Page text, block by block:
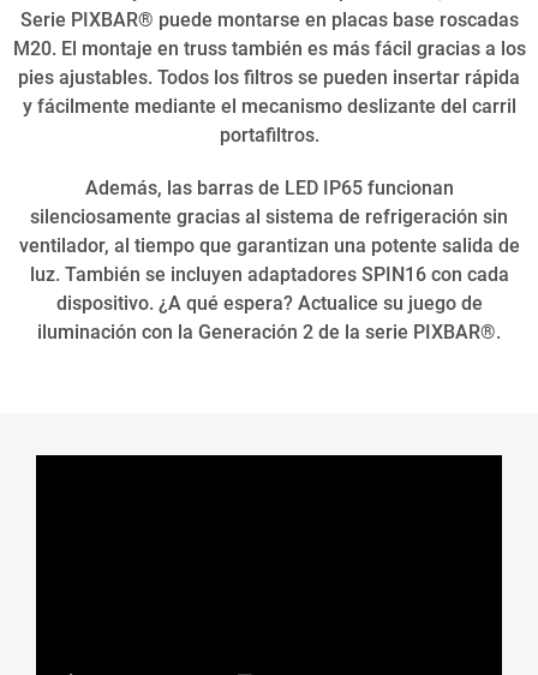
Serie PIXBAR® puede montarse en placas base roscadas
M20. El montaje en truss también es más fácil gracias a los
pies ajustables. Todos los filtros se pueden insertar rápida
y fácilmente mediante el mecanismo deslizante del carril
portafiltros.
Además, las barras de LED IP65 funcionan
silenciosamente gracias al sistema de refrigeración sin
ventilador, al tiempo que garantizan una potente salida de
luz. También se incluyen adaptadores SPIN16 con cada
dispositivo. ¿A qué espera? Actualice su juego de
iluminación con la Generación 2 de la serie PIXBAR®.